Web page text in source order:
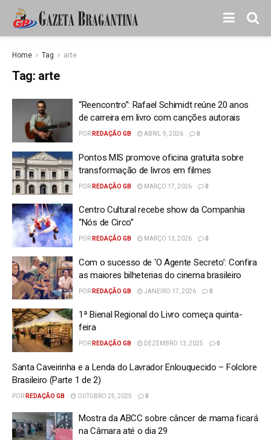
Home Tag arte
Tag: arte
“Reencontro”: Rafael Schimidt reúne 20 anos
de carreira em livro com canções autorais
POR REDAÇÃO GB ABRIL 9, 2026 0
Pontos MIS promove oficina gratuita sobre
transformação de livros em filmes
POR REDAÇÃO GB MARÇO 17, 2026 0
Centro Cultural recebe show da Companhia
“Nós de Circo”
POR REDAÇÃO GB MARÇO 13, 2026 0
Com o sucesso de ‘O Agente Secreto’: Confira
as maiores bilheterias do cinema brasileiro
POR REDAÇÃO GB JANEIRO 17, 2026 0
1ª Bienal Regional do Livro começa quinta-
feira
POR REDAÇÃO GB DEZEMBRO 13, 2025 0
Santa Caveirinha e a Lenda do Lavrador Enlouquecido – Folclore
Brasileiro (Parte 1 de 2)
POR REDAÇÃO GB OUTUBRO 25, 2025 0
Mostra da ABCC sobre câncer de mama ficará
na Câmara até o dia 29